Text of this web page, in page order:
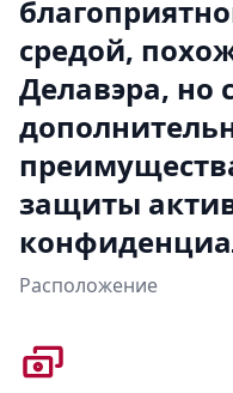
средой,
Делавэра, но
защиты
Расположение